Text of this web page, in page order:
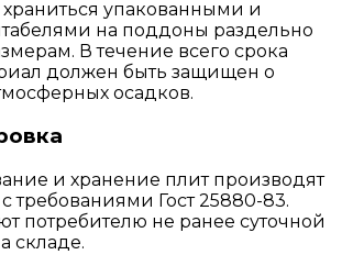
упакованными и
на поддоны раздельно
В течение всего срока
должен быть защищен о
осадков.
и хранение плит производят
с требованиями Гост 25880-83.
потребителю не ранее суточной
складе.